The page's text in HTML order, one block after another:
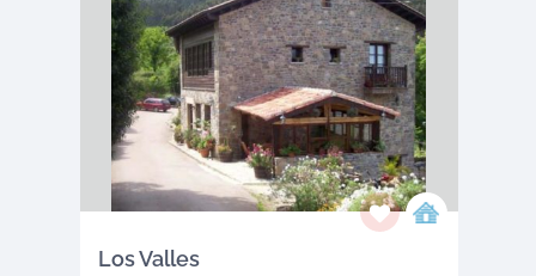
Los Valles